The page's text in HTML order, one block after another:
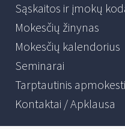
Sąskaitos ir įmokų
Mokesčių žinynas
Mokesčių kalendorius
Seminarai
Tarptautinis
Kontaktai / Apklausa